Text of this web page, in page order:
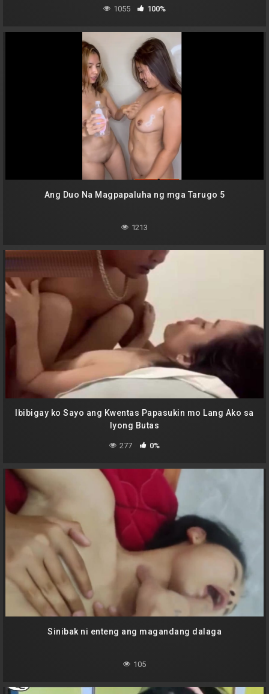
1055 100%
Ang Duo Na Magpapaluha ng mga Tarugo 5
1213
Ibibigay ko Sayo ang Kwentas Papasukin mo Lang Ako sa
Iyong Butas
277 0%
Sinibak ni enteng ang magandang dalaga
105